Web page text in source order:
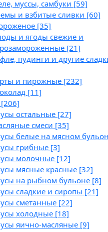
муссы, самбуки [59]
и взбитые сливки [60]
[35]
и ягоды свежие и
[21]
пудинги и другие
и пирожные [232]
[11]
[206]
остальные [27]
смеси [35]
белые на мясном
грибные [3]
молочные [12]
мясные красные [32]
на рыбном бульоне [8]
сладкие и сиропы [21]
сметанные [22]
холодные [18]
яично-масляные [9]